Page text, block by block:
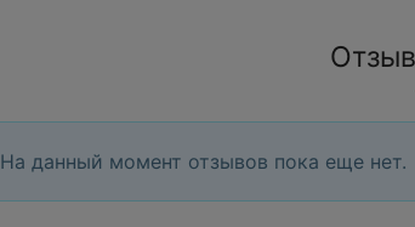
На данный момент отзывов пока еще нет.